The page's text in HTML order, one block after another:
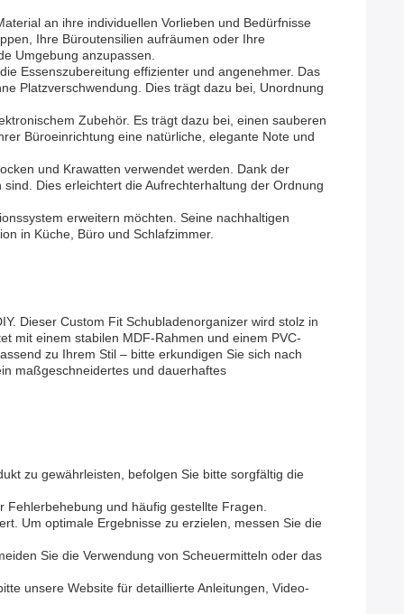
an ihre individuellen Vorlieben und Bedürfnisse
Ihre Büroutensilien aufräumen oder Ihre
Umgebung anzupassen.
Essenszubereitung effizienter und angenehmer. Das
Platzverschwendung. Dies trägt dazu bei, Unordnung
Zubehör. Es trägt dazu bei, einen sauberen
Büroeinrichtung eine natürliche, elegante Note und
und Krawatten verwendet werden. Dank der
Dies erleichtert die Aufrechterhaltung der Ordnung
erweitern möchten. Seine nachhaltigen
in Küche, Büro und Schlafzimmer.
Dieser Custom Fit Schubladenorganizer wird stolz in
mit einem stabilen MDF-Rahmen und einem PVC-
zu Ihrem Stil – bitte erkundigen Sie sich nach
maßgeschneidertes und dauerhaftes
zu gewährleisten, befolgen Sie bitte sorgfältig die
Fehlerbehebung und häufig gestellte Fragen.
Um optimale Ergebnisse zu erzielen, messen Sie die
Sie die Verwendung von Scheuermitteln oder das
unsere Website für detaillierte Anleitungen, Video-